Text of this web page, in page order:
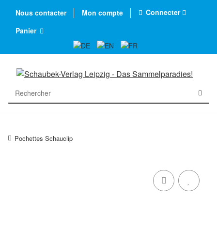
Nous contacter Mon compte
Connecter
Panier
Pochettes Schauclip